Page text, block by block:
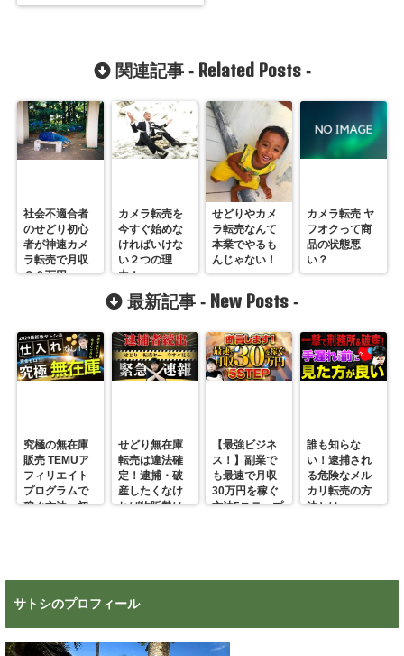
関連記事 - Related Posts-
社会不適合者
のせどり初心
者が神速カメ
ラ転売で月収
８０万円
カメラ転売を
今すぐ始めな
ければいけな
い２つの理
由！
せどりやカメ
ラ転売なんて
本業でやるも
んじゃない！
カメラ転売 ヤ
フオクって商
品の状態悪
い？
最新記事 - New Posts -
究極の無在庫
販売 TEMUア
フィリエイト
プログラムで
稼ぐ方法 初
せどり無在庫
転売は違法確
定！逮捕・破
産したくなけ
れば物販勢は
【最強ビジネ
ス！】副業で
も最速で月収
30万円を稼ぐ
方法5ステップ
誰も知らな
い！逮捕され
る危険なメル
カリ転売の方
法とは
サトシのプロフィール